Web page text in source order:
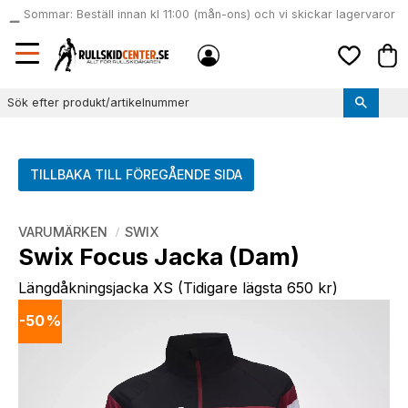
Meny
local_shipping
Sommar: Beställ innan kl 11:00 (mån-ons) och vi skickar lagervaror
samma dag
TILLBAKA TILL FÖREGÅENDE SIDA
VARUMÄRKEN SWIX
Swix Focus Jacka (Dam)
Längdåkningsjacka XS (Tidigare lägsta 650 kr)
50%